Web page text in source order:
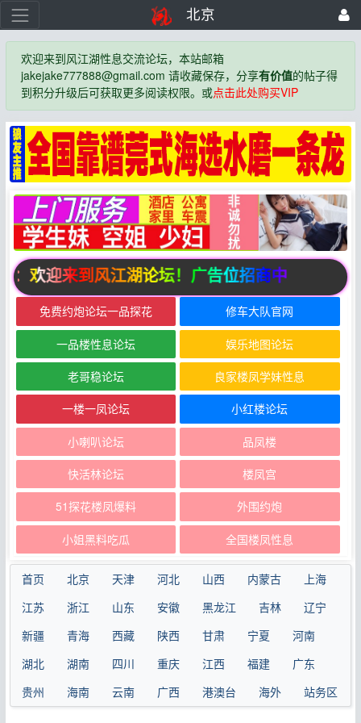
北京
欢迎来到风江湖性息交流论坛，本站邮箱
jakejake777888@gmail.com 请收藏保存，分享有价值的帖子得
到积分升级后可获取更多阅读权限。或点击此处购买VIP
：欢迎来到风江湖论坛！广告位招商中
免费约炮论坛一品探花 修车大队官网
一品楼性息论坛 娱乐地图论坛
老哥稳论坛 良家楼凤学妹性息
一楼一凤论坛 小红楼论坛
小喇叭论坛 品凤楼
快活林论坛 楼凤宫
51探花楼凤爆料 外围约炮
小姐黑料吃瓜 全国楼凤性息
首页 北京 天津 河北 山西 内蒙古
上海
江苏
浙江 山东 安徽 黑龙江 吉林
辽宁
新疆
青海 西藏 陕西 甘肃 宁夏
河南
湖北
湖南 四川 重庆 江西 福建
广东
贵州
海南 云南 广西 港澳台 海外 站务区